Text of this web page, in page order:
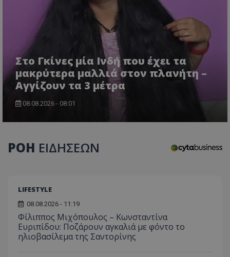
Στο Γκίνες μία Ινδή που έχει τα
μακρύτερα μαλλιά στον πλανήτη –
Αγγίζουν τα 3 μέτρα
08.08.2026 - 08:01
ΡΟΗ ΕΙΔΗΣΕΩΝ
LIFESTYLE
08.08.2026 - 11:19
Φίλιππος Μιχόπουλος – Κωνσταντίνα
Ευριπίδου: Ποζάρουν αγκαλιά με φόντο το
ηλιοβασίλεμα της Σαντορίνης
_ga_J7RS52TMNC
.tothemaonline.com